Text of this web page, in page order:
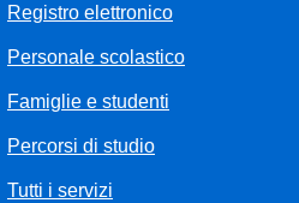
Registro elettronico
Personale scolastico
Famiglie e studenti
Percorsi di studio
Tutti i servizi